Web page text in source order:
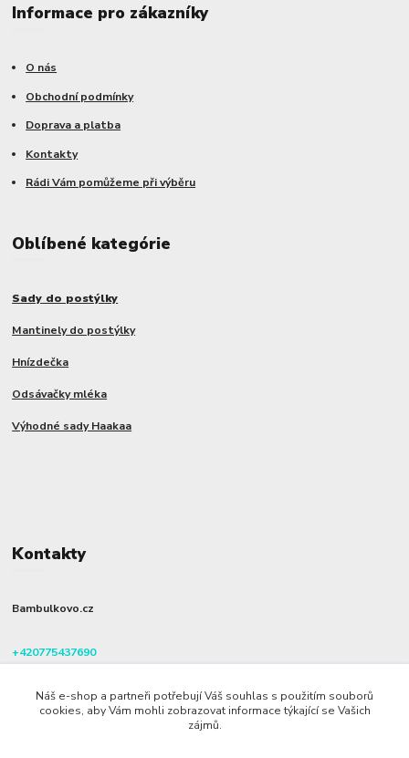
Informace pro zákazníky
O nás
Obchodní podmínky
Doprava a platba
Kontakty
Rádi Vám pomůžeme při výběru
Oblíbené kategórie
Sady do postýlky
Mantinely do postýlky
Hnízdečka
Odsávačky mléka
Výhodné sady Haakaa
Kontakty
Bambulkovo.cz
+420775437690
info@bambulkovo.cz
Náš e-shop a partneři potřebují Váš souhlas s použitím souborů
cookies, aby Vám mohli zobrazovat informace týkající se Vašich
zájmů.